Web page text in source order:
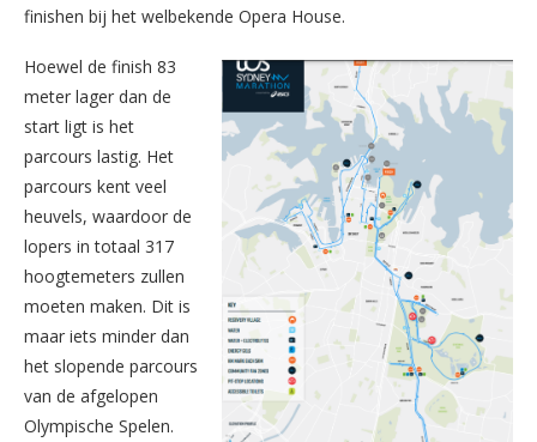
finishen bij het welbekende Opera House.
Hoewel de finish 83
meter lager dan de
start ligt is het
parcours lastig. Het
parcours kent veel
heuvels, waardoor de
lopers in totaal 317
hoogtemeters zullen
moeten maken. Dit is
maar iets minder dan
het slopende parcours
van de afgelopen
Olympische Spelen.